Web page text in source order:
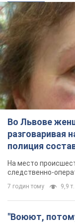
Во Львове
разговаривая
полиция
протокол.
На место
следственно-
7 годин тому 9,9 т.
"Воюют,